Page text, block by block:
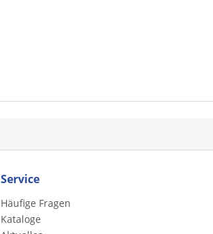
Service
Häufige Fragen
Kataloge